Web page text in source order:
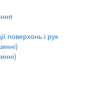
поверхонь і рук